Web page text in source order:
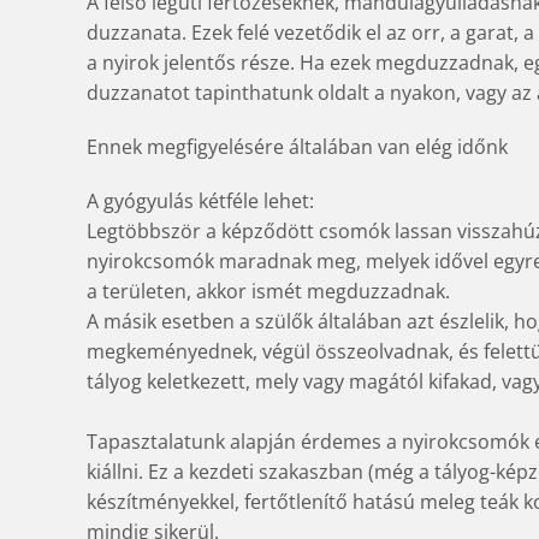
duzzanata. Ezek felé vezetődik el az orr, a garat,
a nyirok jelentős része. Ha ezek megduzzadnak,
duzzanatot tapinthatunk oldalt a nyakon, vagy az
Ennek megfigyelésére általában van elég időnk
A gyógyulás kétféle lehet:
Legtöbbször a képződött csomók lassan
nyirokcsomók maradnak meg, melyek idővel
a területen, akkor ismét megduzzadnak.
A másik esetben a szülők általában azt észlelik,
megkeményednek, végül összeolvadnak, és
tályog keletkezett, mely vagy magától kifakad,
Tapasztalatunk alapján érdemes a
kiállni. Ez a kezdeti szakaszban (még a tályog-
készítményekkel, fertőtlenítő hatású meleg teák
mindig sikerül.